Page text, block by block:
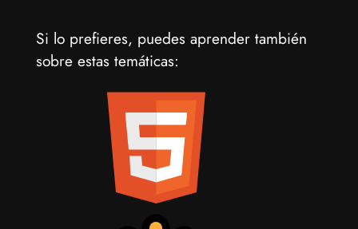
Si lo prefieres, puedes aprender también
sobre estas temáticas: